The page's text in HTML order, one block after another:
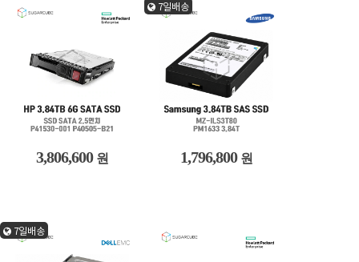
3,806,600 원
7일배송
1,796,800 원
7일배송